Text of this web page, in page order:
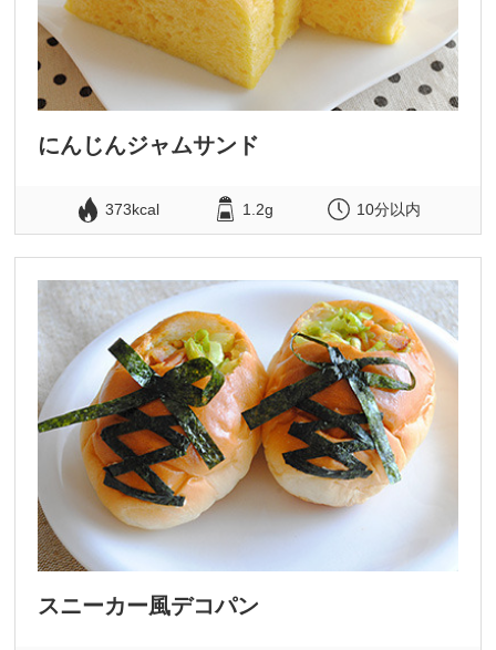
にんじんジャムサンド
373kcal 1.2g 10分以内
スニーカー風デコパン